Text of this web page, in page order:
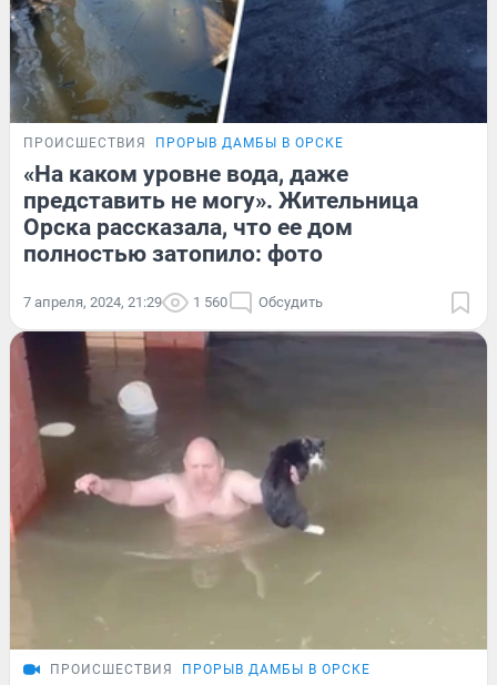
ПРОИСШЕСТВИЯ ПРОРЫВ ДАМБЫ В ОРСКЕ
«На каком уровне вода, даже
представить не могу». Жительница
Орска рассказала, что ее дом
полностью затопило: фото
7 апреля, 2024, 21:29 1 560 Обсудить
ПРОИСШЕСТВИЯ ПРОРЫВ ДАМБЫ В ОРСКЕ